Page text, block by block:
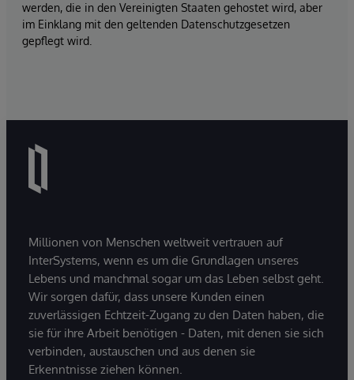
werden, die in den Vereinigten Staaten gehostet wird, aber
im Einklang mit den geltenden Datenschutzgesetzen
gepflegt wird.
Millionen von Menschen weltweit vertrauen auf
InterSystems, wenn es um die Grundlagen unseres
Lebens und manchmal sogar um das Leben selbst geht.
Wir sorgen dafür, dass unsere Kunden einen
zuverlässigen Echtzeit-Zugang zu den Daten haben, die
sie für ihre Arbeit benötigen - Daten, mit denen sie sich
verbinden, austauschen und aus denen sie
Erkenntnisse ziehen können.